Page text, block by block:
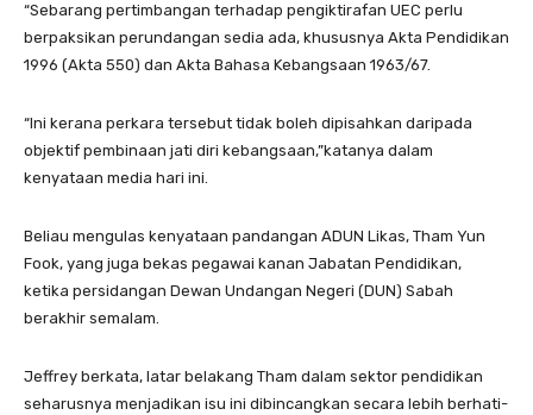
“Sebarang pertimbangan terhadap pengiktirafan UEC perlu
berpaksikan perundangan sedia ada, khususnya Akta Pendidikan
1996 (Akta 550) dan Akta Bahasa Kebangsaan 1963/67.
“Ini kerana perkara tersebut tidak boleh dipisahkan daripada
objektif pembinaan jati diri kebangsaan,”katanya dalam
kenyataan media hari ini.
Beliau mengulas kenyataan pandangan ADUN Likas, Tham Yun
Fook, yang juga bekas pegawai kanan Jabatan Pendidikan,
ketika persidangan Dewan Undangan Negeri (DUN) Sabah
berakhir semalam.
Jeffrey berkata, latar belakang Tham dalam sektor pendidikan
seharusnya menjadikan isu ini dibincangkan secara lebih berhati-